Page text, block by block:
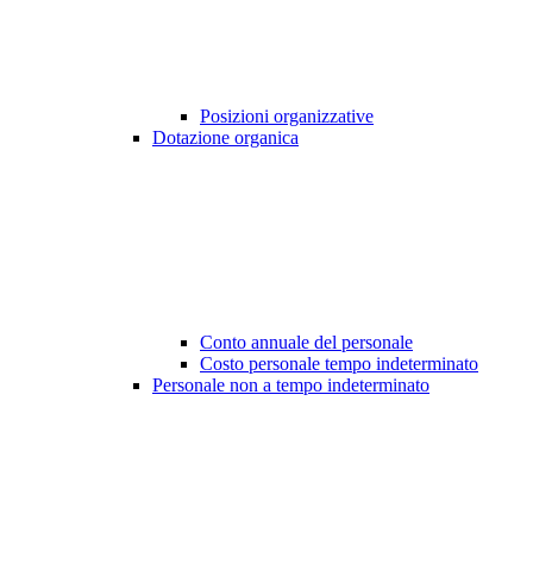
Posizioni organizzative
Dotazione organica
Conto annuale del personale
Costo personale tempo indeterminato
Personale non a tempo indeterminato